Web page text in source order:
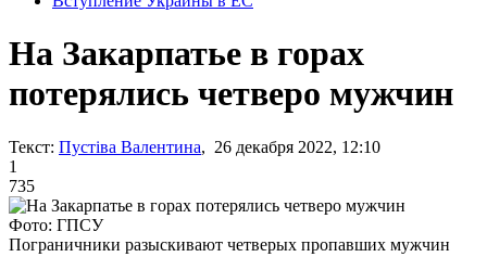
На Закарпатье в горах
потерялись четверо мужчин
Текст: Пустіва Валентина, 26 декабря 2022, 12:10
1
735
Фото: ГПСУ
Пограничники разыскивают четверых пропавших мужчин